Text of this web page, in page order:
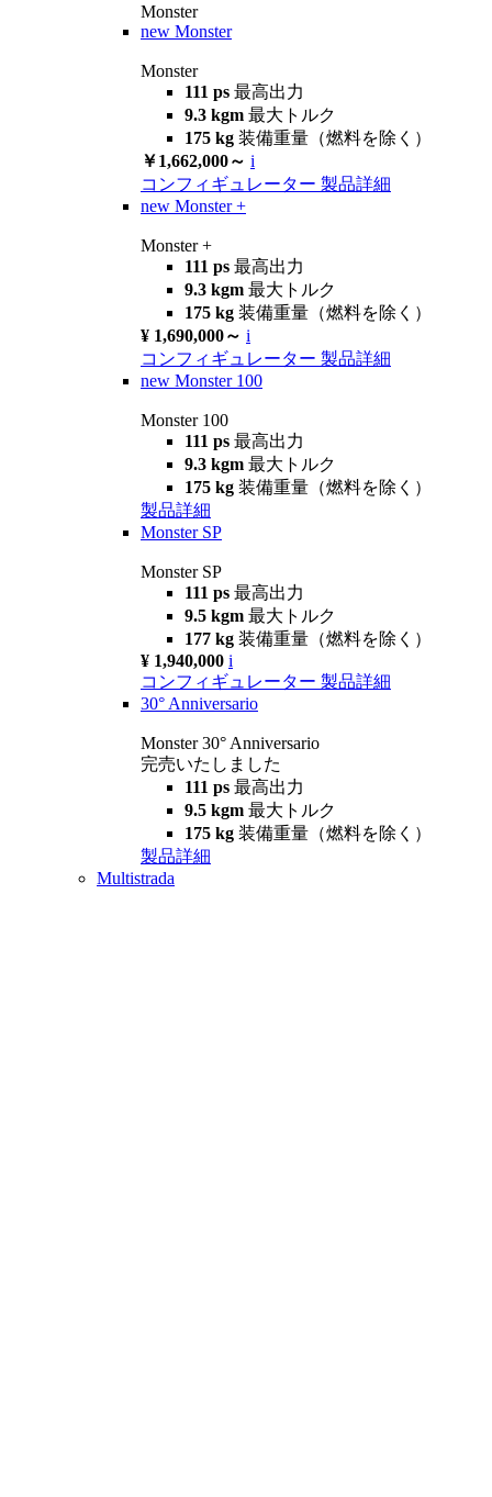
Monster
new Monster
Monster
111 ps 最高出力
9.3 kgm 最大トルク
175 kg 装備重量（燃料を除く）
￥1,662,000～ i
コンフィギュレーター 製品詳細
new Monster +
Monster +
111 ps 最高出力
9.3 kgm 最大トルク
175 kg 装備重量（燃料を除く）
¥ 1,690,000～ i
コンフィギュレーター 製品詳細
new Monster 100
Monster 100
111 ps 最高出力
9.3 kgm 最大トルク
175 kg 装備重量（燃料を除く）
製品詳細
Monster SP
Monster SP
111 ps 最高出力
9.5 kgm 最大トルク
177 kg 装備重量（燃料を除く）
¥ 1,940,000 i
コンフィギュレーター 製品詳細
30° Anniversario
Monster 30° Anniversario
完売いたしました
111 ps 最高出力
9.5 kgm 最大トルク
175 kg 装備重量（燃料を除く）
製品詳細
Multistrada